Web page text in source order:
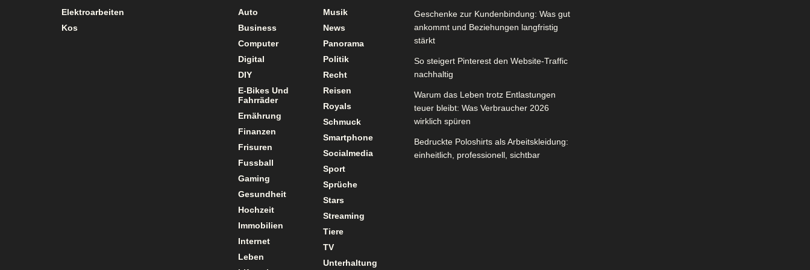
Elektroarbeiten
Kos
Auto
Business
Computer
Digital
DIY
E-Bikes Und
Fahrräder
Ernährung
Finanzen
Frisuren
Fussball
Gaming
Gesundheit
Hochzeit
Immobilien
Internet
Leben
Musik
News
Panorama
Politik
Recht
Reisen
Royals
Schmuck
Smartphone
Socialmedia
Sport
Sprüche
Stars
Streaming
Tiere
TV
Unterhaltung
Geschenke zur Kundenbindung: Was gut
ankommt und Beziehungen langfristig
stärkt
So steigert Pinterest den Website-Traffic
nachhaltig
Warum das Leben trotz Entlastungen
teuer bleibt: Was Verbraucher 2026
wirklich spüren
Bedruckte Poloshirts als Arbeitskleidung:
einheitlich, professionell, sichtbar